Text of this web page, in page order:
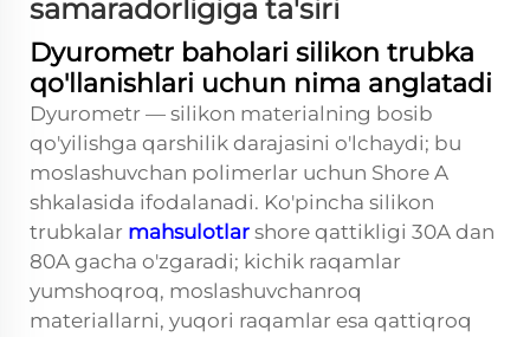
samaradorligiga ta'siri
Dyurometr baholari silikon trubka
qo'llanishlari uchun nima anglatadi
Dyurometr — silikon materialning bosib
qo'yilishga qarshilik darajasini o'lchaydi; bu
moslashuvchan polimerlar uchun Shore A
shkalasida ifodalanadi. Ko'pincha silikon
trubkalar mahsulotlar shore qattikligi 30A dan
80A gacha o'zgaradi; kichik raqamlar
yumshoqroq, moslashuvchanroq
materiallarni, yuqori raqamlar esa qattiqroq